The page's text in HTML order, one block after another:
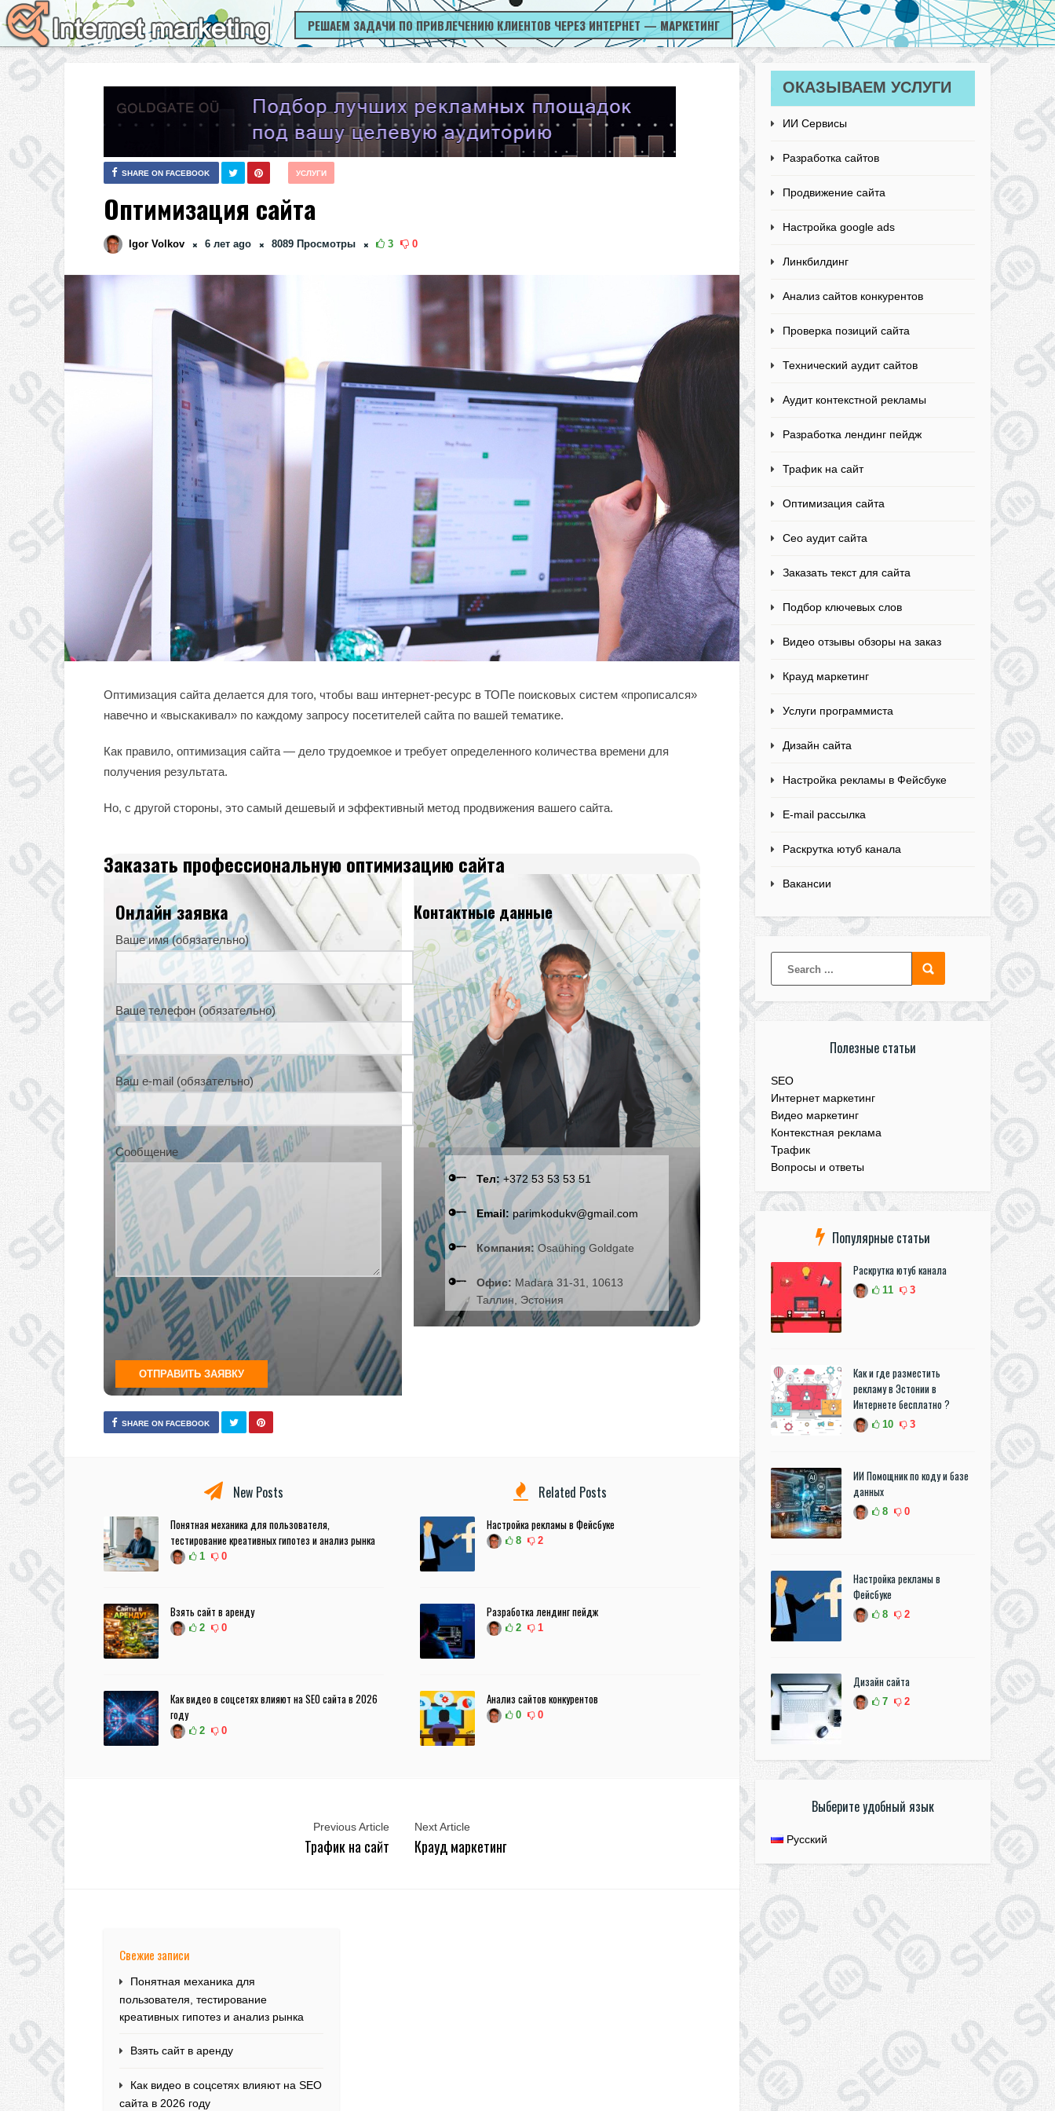
РЕШАЕМ ЗАДАЧИ ПО ПРИВЛЕЧЕНИЮ КЛИЕНТОВ ЧЕРЕЗ ИНТЕРНЕТ — МАРКЕТИНГ
УСЛУГИ
SHARE ON FACEBOOK
Оптимизация сайта
Igor Volkov 6 лет ago 8089 Просмотры 3 0
Оптимизация сайта делается для того, чтобы ваш интернет-ресурс в ТОПе поисковых систем «прописался»
навечно и «выскакивал» по каждому запросу посетителей сайта по вашей тематике.
Как правило, оптимизация сайта — дело трудоемкое и требует определенного количества времени для
получения результата.
Но, с другой стороны, это самый дешевый и эффективный метод продвижения вашего сайта.
Заказать профессиональную оптимизацию сайта
Онлайн заявка
Ваше имя (обязательно)
Ваше телефон (обязательно)
Ваш e-mail (обязательно)
Сообщение
Контактные данные
Тел: +372 53 53 53 51
Email: parimkodukv@gmail.com
Компания: Osaühing Goldgate
Офис: Madara 31-31, 10613
Таллин, Эстония
SHARE ON FACEBOOK
New Posts
Понятная механика для пользователя,
тестирование креативных гипотез и анализ рынка
1 0
Взять сайт в аренду
2 0
Как видео в соцсетях влияют на SEO сайта в 2026
году
2 0
Related Posts
Настройка рекламы в Фейсбуке
8 2
Разработка лендинг пейдж
2 1
Анализ сайтов конкурентов
0 0
Previous Article
Трафик на сайт
Next Article
Крауд маркетинг
Свежие записи
Понятная механика для
пользователя, тестирование
креативных гипотез и анализ рынка
Взять сайт в аренду
Как видео в соцсетях влияют на SEO
сайта в 2026 году
ОКАЗЫВАЕМ УСЛУГИ
ИИ Сервисы
Разработка сайтов
Продвижение сайта
Настройка google ads
Линкбилдинг
Анализ сайтов конкурентов
Проверка позиций сайта
Технический аудит сайтов
Аудит контекстной рекламы
Разработка лендинг пейдж
Трафик на сайт
Оптимизация сайта
Сео аудит сайта
Заказать текст для сайта
Подбор ключевых слов
Видео отзывы обзоры на заказ
Крауд маркетинг
Услуги программиста
Дизайн сайта
Настройка рекламы в Фейсбуке
E-mail рассылка
Раскрутка ютуб канала
Вакансии
Полезные статьи
SEO
Интернет маркетинг
Видео маркетинг
Контекстная реклама
Трафик
Вопросы и ответы
Популярные статьи
Раскрутка ютуб канала
11 3
Как и где разместить
рекламу в Эстонии в
Интернете бесплатно ?
10 3
ИИ Помощник по коду и базе
данных
8 0
Настройка рекламы в
Фейсбуке
8 2
Дизайн сайта
7 2
Выберите удобный язык
Русский